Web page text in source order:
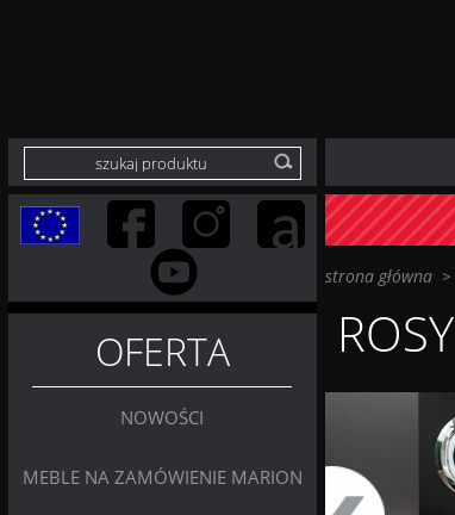
OFERTA
NOWOŚCI
MEBLE NA ZAMÓWIENIE MARION
strona główna>
ROSY